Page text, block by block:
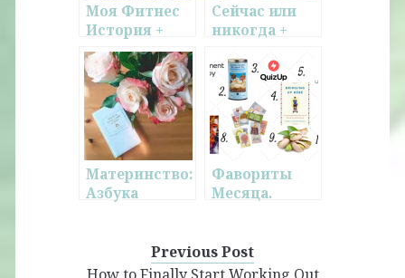
Моя Фитнес
История +
Обзор
Программы
Bikini Body
Guide
Сейчас или
никогда +
вещей,
которые
стоит
помнить,
начиная что-
то новое
Материнство:
Азбука
Фавориты
Месяца.
Previous Post